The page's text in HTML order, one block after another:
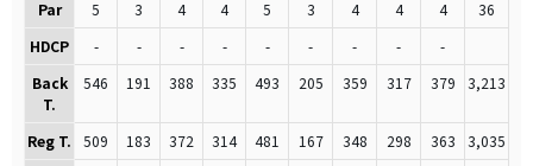
Par
5 3 4 4 5 3 4 4 4
36
HDCP
- - - - - - - -
-
Back
T.
546 191 388 335 493 205 359 317 379 3,213
Reg T. 509 183 372 314 481 167 348 298 363
3,035